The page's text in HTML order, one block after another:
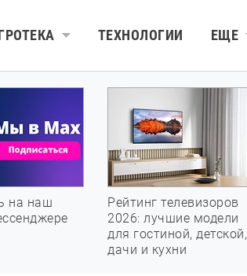
ТЕХНОЛОГИИ ЕЩЕ
на наш
Рейтинг телевизоров
2026: лучшие модели
для гостиной, детской,
дачи и кухни